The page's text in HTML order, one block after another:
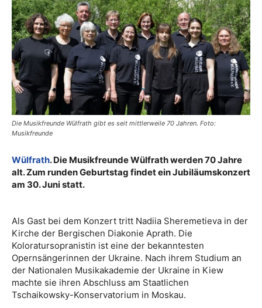
Die Musikfreunde Wülfrath gibt es seit mittlerweile 70 Jahren. Foto:
Musikfreunde
Wülfrath. Die Musikfreunde Wülfrath werden 70 Jahre
alt. Zum runden Geburtstag findet ein Jubiläumskonzert
am 30. Juni statt.
Als Gast bei dem Konzert tritt Nadiia Sheremetieva in der
Kirche der Bergischen Diakonie Aprath. Die
Koloratursopranistin ist eine der bekanntesten
Opernsängerinnen der Ukraine. Nach ihrem Studium an
der Nationalen Musikakademie der Ukraine in Kiew
machte sie ihren Abschluss am Staatlichen
Tschaikowsky-Konservatorium in Moskau.